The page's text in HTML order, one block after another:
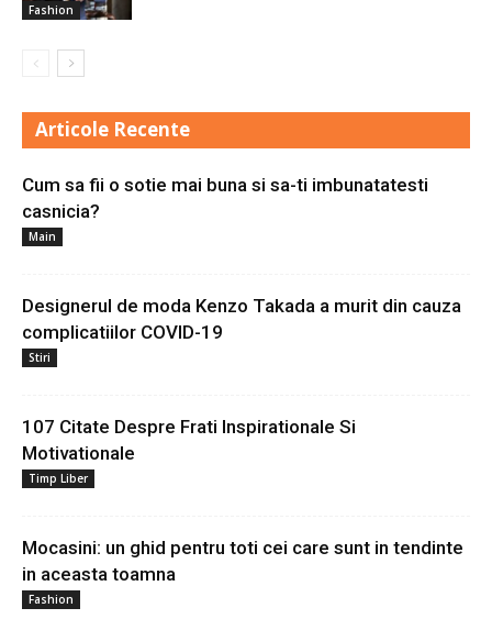
Fashion
Articole Recente
Cum sa fii o sotie mai buna si sa-ti imbunatatesti
casnicia?
Main
Designerul de moda Kenzo Takada a murit din cauza
complicatiilor COVID-19
Stiri
107 Citate Despre Frati Inspirationale Si
Motivationale
Timp Liber
Mocasini: un ghid pentru toti cei care sunt in tendinte
in aceasta toamna
Fashion